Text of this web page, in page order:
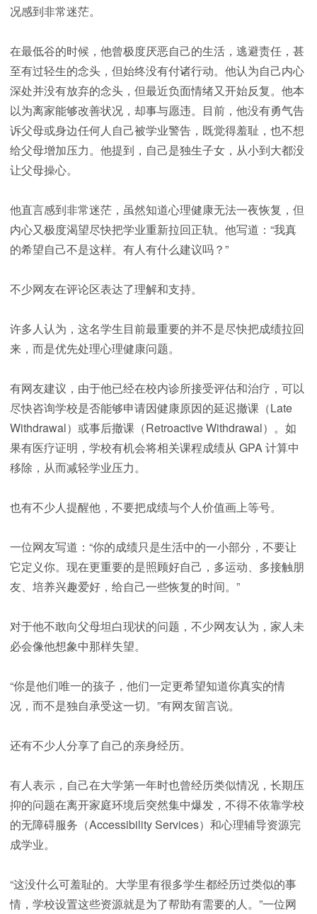
况感到非常迷茫。
在最低谷的时候，他曾极度厌恶自己的生活，逃避责任，甚
至有过轻生的念头，但始终没有付诸行动。他认为自己内心
深处并没有放弃的念头，但最近负面情绪又开始反复。他本
以为离家能够改善状况，却事与愿违。目前，他没有勇气告
诉父母或身边任何人自己被学业警告，既觉得羞耻，也不想
给父母增加压力。他提到，自己是独生子女，从小到大都没
让父母操心。
他直言感到非常迷茫，虽然知道心理健康无法一夜恢复，但
内心又极度渴望尽快把学业重新拉回正轨。他写道：“我真
的希望自己不是这样。有人有什么建议吗？”
不少网友在评论区表达了理解和支持。
许多人认为，这名学生目前最重要的并不是尽快把成绩拉回
来，而是优先处理心理健康问题。
有网友建议，由于他已经在校内诊所接受评估和治疗，可以
尽快咨询学校是否能够申请因健康原因的延迟撤课（Late
Withdrawal）或事后撤课（Retroactive Withdrawal）。如
果有医疗证明，学校有机会将相关课程成绩从 GPA 计算中
移除，从而减轻学业压力。
也有不少人提醒他，不要把成绩与个人价值画上等号。
一位网友写道：“你的成绩只是生活中的一小部分，不要让
它定义你。现在更重要的是照顾好自己，多运动、多接触朋
友、培养兴趣爱好，给自己一些恢复的时间。”
对于他不敢向父母坦白现状的问题，不少网友认为，家人未
必会像他想象中那样失望。
“你是他们唯一的孩子，他们一定更希望知道你真实的情
况，而不是独自承受这一切。”有网友留言说。
还有不少人分享了自己的亲身经历。
有人表示，自己在大学第一年时也曾经历类似情况，长期压
抑的问题在离开家庭环境后突然集中爆发，不得不依靠学校
的无障碍服务（Accessibility Services）和心理辅导资源完
成学业。
“这没什么可羞耻的。大学里有很多学生都经历过类似的事
情，学校设置这些资源就是为了帮助有需要的人。”一位网